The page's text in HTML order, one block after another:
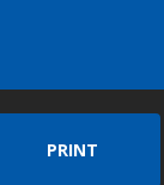
PRINT